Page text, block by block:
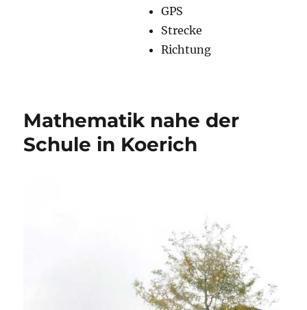
GPS
Strecke
Richtung
Mathematik nahe der
Schule in Koerich